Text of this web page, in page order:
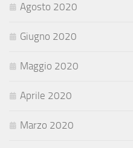
Agosto 2020
Giugno 2020
Maggio 2020
Aprile 2020
Marzo 2020